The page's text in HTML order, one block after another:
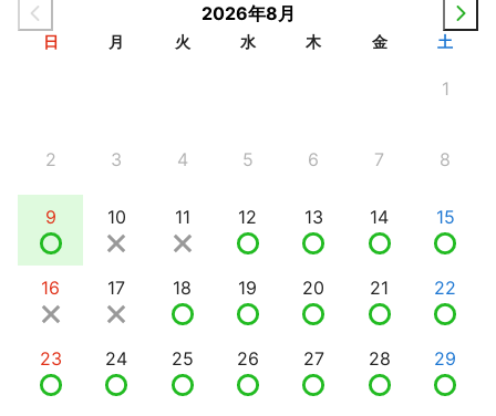
2026年8月
日 月 火 水 木 金 土
1
2 3 4 5 6 7 8
9 10 11 12 13 14 15
16 17 18 19 20 21 22
23 24 25 26 27 28 29